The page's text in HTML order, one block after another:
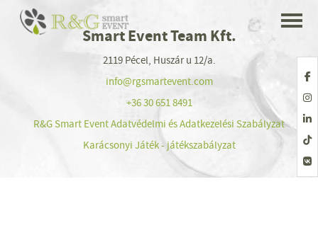
Smart Event Team Kft.
2119 Pécel, Huszár u 12/a.
info@rgsmartevent.com
+36 30 651 8491
R&G Smart Event Adatvédelmi és Adatkezelési Szabályzat
Karácsonyi Játék - játékszabályzat